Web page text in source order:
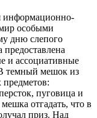
информационно-
особыми
дню слепого
и ассоциативные
темный мешок из
предметов:
пуговица и
отгадать, что в
приз. Над